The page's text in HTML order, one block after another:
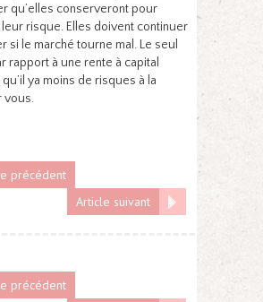
qu’elles conserveront pour
risque. Elles doivent continuer
si le marché tourne mal. Le seul
rapport à une rente à capital
ya moins de risques à la
vous.
précédent
Article suivant
précédent